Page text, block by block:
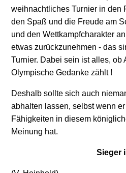
weihnachtliches Turnier in den
den Spaß und die Freude am
und den Wettkampfcharakter
etwas zurückzunehmen - das
Turnier. Dabei sein ist alles, ob
Olympische Gedanke zählt !
Deshalb sollte sich auch
abhalten lassen, selbst wenn
Fähigkeiten in diesem
Meinung hat.
Sieger